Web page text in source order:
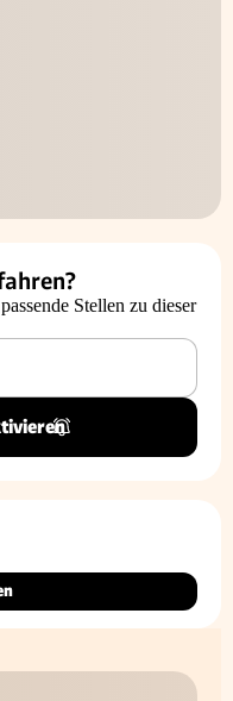
Stellen zu dieser